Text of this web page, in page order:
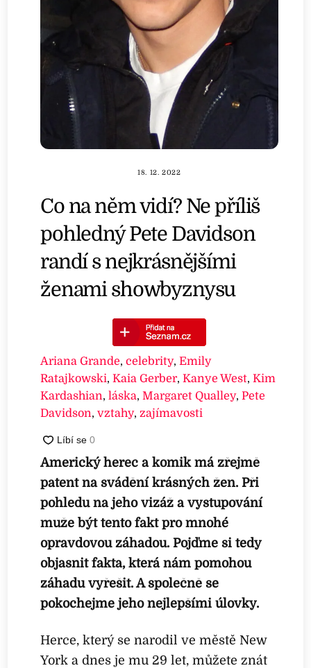
18. 12. 2022
Co na něm vidí? Ne příliš
pohledný Pete Davidson
randí s nejkrásnějšími
ženami showbyznysu
Ariana Grande,celebrity,Emily
Ratajkowski,Kaia Gerber,Kanye West,Kim
Kardashian,láska,Margaret Qualley,Pete
Davidson,vztahy,zajímavosti
Americký herec a komik má zřejmě
patent na svádění krásných žen. Při
pohledu na jeho vizáž a vystupování
muže být tento fakt pro mnohé
opravdovou záhadou. Pojďme si tedy
objasnit fakta, která nám pomohou
záhadu vyřešit. A společně se
pokochejme jeho nejlepšími úlovky.
Herce, který se narodil ve městě New
York a dnes je mu 29 let, můžete znát